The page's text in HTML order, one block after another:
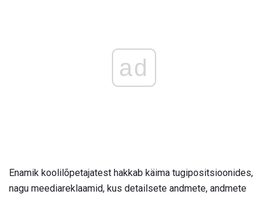
ad
Enamik koolilõpetajatest hakkab käima tugipositsioonides,
nagu meediareklaamid, kus detailsete andmete, andmete